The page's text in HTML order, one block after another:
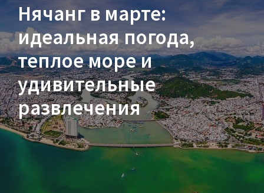
Нячанг в марте:
идеальная погода,
теплое море и
удивительные
развлечения